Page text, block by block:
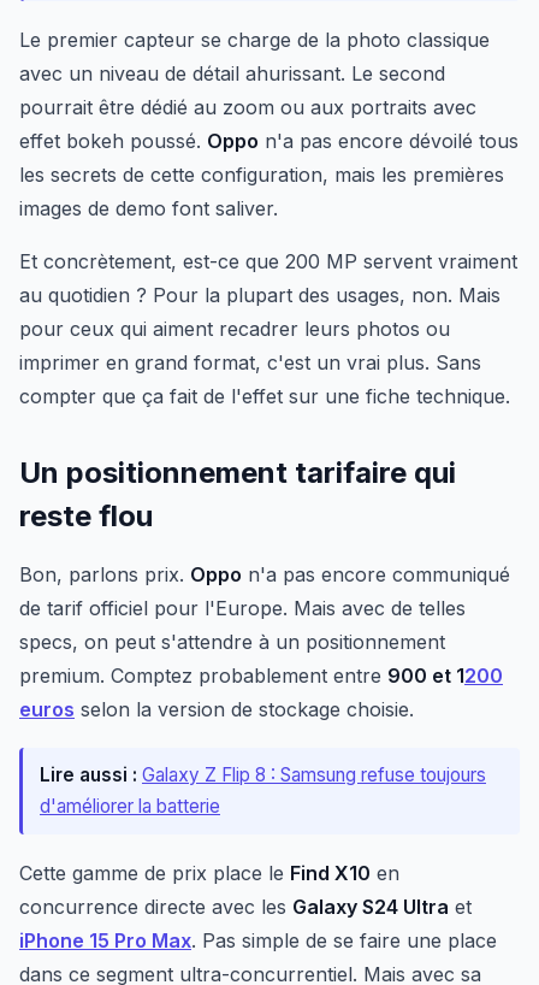
Le premier capteur se charge de la photo classique
avec un niveau de détail ahurissant. Le second
pourrait être dédié au zoom ou aux portraits avec
effet bokeh poussé. Oppo n'a pas encore dévoilé tous
les secrets de cette configuration, mais les premières
images de demo font saliver.
Et concrètement, est-ce que 200 MP servent vraiment
au quotidien ? Pour la plupart des usages, non. Mais
pour ceux qui aiment recadrer leurs photos ou
imprimer en grand format, c'est un vrai plus. Sans
compter que ça fait de l'effet sur une fiche technique.
Un positionnement tarifaire qui
reste flou
Bon, parlons prix. Oppo n'a pas encore communiqué
de tarif officiel pour l'Europe. Mais avec de telles
specs, on peut s'attendre à un positionnement
premium. Comptez probablement entre 900 et 1200
euros selon la version de stockage choisie.
Lire aussi : Galaxy Z Flip 8 : Samsung refuse toujours
d'améliorer la batterie
Cette gamme de prix place le Find X10 en
concurrence directe avec les Galaxy S24 Ultra et
iPhone 15 Pro Max. Pas simple de se faire une place
dans ce segment ultra-concurrentiel. Mais avec sa